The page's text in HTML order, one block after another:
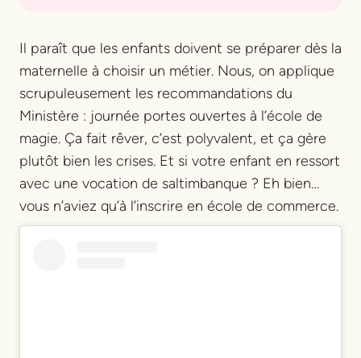
Title
Il paraît que les enfants doivent se préparer dès la
maternelle à choisir un métier. Nous, on applique
scrupuleusement les recommandations du
Ministère : journée portes ouvertes à l’école de
magie. Ça fait rêver, c’est polyvalent, et ça gère
plutôt bien les crises. Et si votre enfant en ressort
avec une vocation de saltimbanque ? Eh bien…
vous n’aviez qu’à l’inscrire en école de commerce.